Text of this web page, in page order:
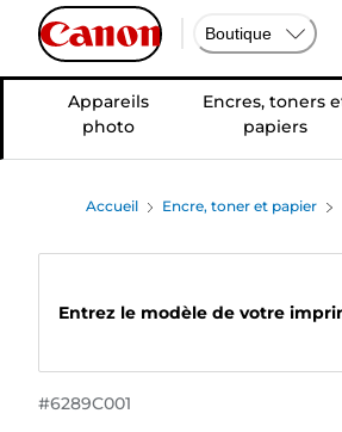
Boutique
Appareils
photo
Encres, toners
papiers
Accueil Encre, toner et papier
Entrez le modèle de votre
#6289C001